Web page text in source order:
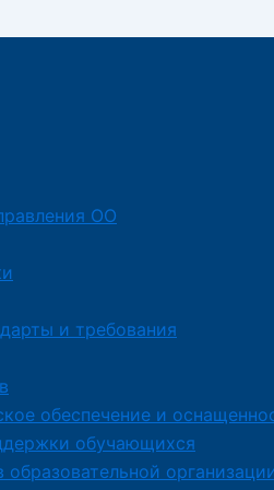
ОО
и требования
обеспечение и
обучающихся
образовательной